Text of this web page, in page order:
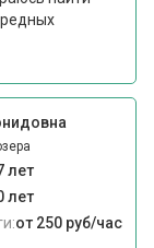
лет
лет
от 250 руб/час